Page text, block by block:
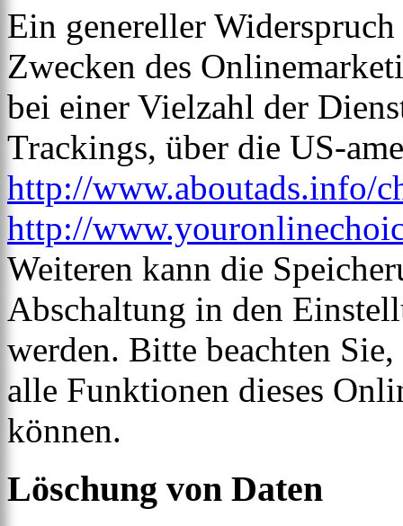
Ein genereller
Zwecken des
bei einer Vielzahl der
Trackings, über die US-
http://www.aboutads.info/
http://
Weiteren kann die
Abschaltung in den
werden. Bitte beachten
alle Funktionen dieses
können.
Löschung von Daten